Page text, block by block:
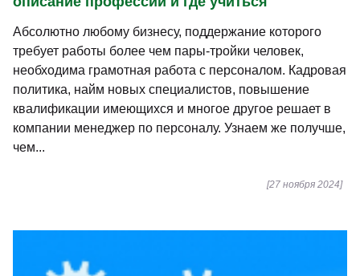
Абсолютно любому бизнесу, поддержание которого
требует работы более чем пары-тройки человек,
необходима грамотная работа с персоналом. Кадровая
политика, найм новых специалистов, повышение
квалификации имеющихся и многое другое решает в
компании менеджер по персоналу. Узнаем же получше,
чем...
[27 ноября 2024]